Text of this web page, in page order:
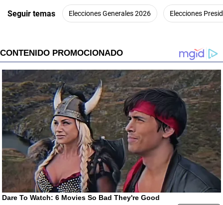
Seguir temas Elecciones Generales 2026 Elecciones